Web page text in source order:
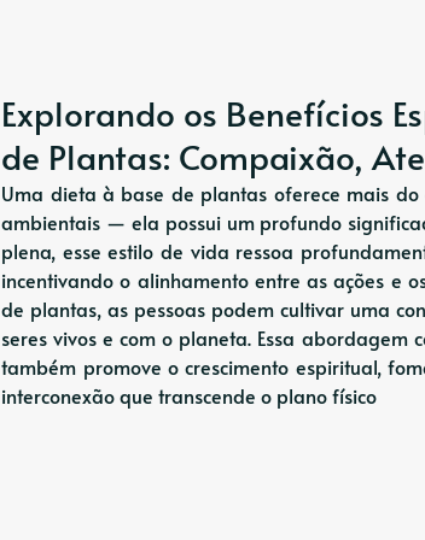
Explorando os Benefícios
de Plantas: Compaixão,
Uma dieta à base de plantas oferece mais
ambientais — ela possui um profundo
plena, esse estilo de vida ressoa
incentivando o alinhamento entre as ações e
de plantas, as pessoas podem cultivar uma
seres vivos e com o planeta. Essa abordagem
também promove o crescimento espiritual,
interconexão que transcende o plano físico